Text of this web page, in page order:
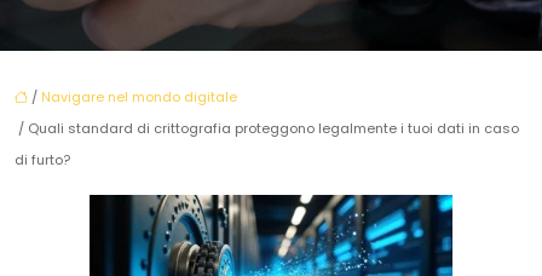
/ Navigare nel mondo digitale
/ Quali standard di crittografia proteggono legalmente i tuoi dati in caso
di furto?